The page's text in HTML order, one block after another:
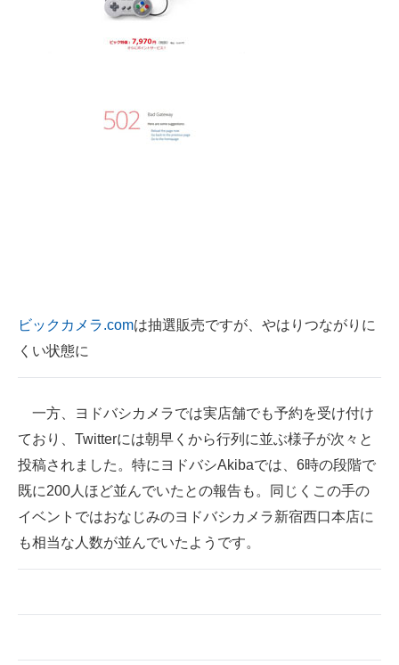
ビックカメラ.comは抽選販売ですが、やはりつながりに
くい状態に
一方、ヨドバシカメラでは実店舗でも予約を受け付け
ており、Twitterには朝早くから行列に並ぶ様子が次々と
投稿されました。特にヨドバシAkibaでは、6時の段階で
既に200人ほど並んでいたとの報告も。同じくこの手の
イベントではおなじみのヨドバシカメラ新宿西口本店に
も相当な人数が並んでいたようです。